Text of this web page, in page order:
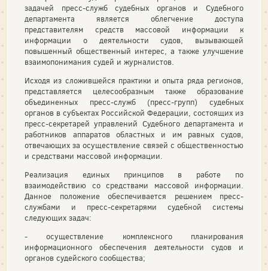
задачей пресс-служб судебных органов и Судебного
департамента является облегчение доступа
представителям средств массовой информации к
информации о деятельности судов, вызывающей
повышенный общественный интерес, а также улучшение
взаимопонимания судей и журналистов.
Исходя из сложившейся практики и опыта ряда регионов,
представляется целесообразным также образование
объединенных пресс-служб (пресс-групп) судебных
органов в субъектах Российской Федерации, состоящих из
пресс-секретарей управлений Судебного департамента и
работников аппаратов областных и им равных судов,
отвечающих за осуществление связей с общественностью
и средствами массовой информации.
Реализация единых принципов в работе по
взаимодействию со средствами массовой информации.
Данное положение обеспечивается решением пресс-
службами и пресс-секретарями судебной системы
следующих задач:
- осуществление комплексного планирования
информационного обеспечения деятельности судов и
органов судейского сообщества;